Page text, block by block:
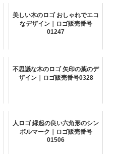
美しい木のロゴ おしゃれでエコ
なデザイン｜ロゴ販売番号
01247
不思議な木のロゴ 矢印の葉のデ
ザイン｜ロゴ販売番号0328
人ロゴ 縁起の良い六角形のシン
ボルマーク｜ロゴ販売番号
01506